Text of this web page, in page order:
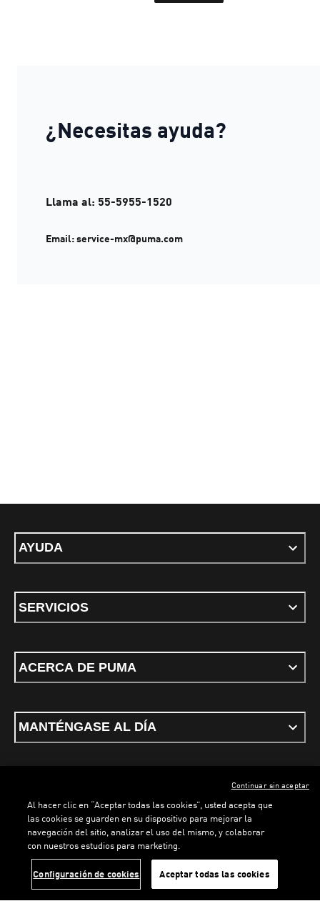
¿Necesitas ayuda?
Llama al: 55-5955-1520
Email: service-mx@puma.com
AYUDA
SERVICIOS
ACERCA DE PUMA
MANTÉNGASE AL DÍA
Términos y condicionesPolítica de Privacidad
ESPAÑOL
PUMA, 2026. Todos los derechos reservados
Al hacer clic en “Aceptar todas las cookies”, usted acepta que
las cookies se guarden en su dispositivo para mejorar la
navegación del sitio, analizar el uso del mismo, y colaborar
con nuestros estudios para marketing.
Configuración de cookies Aceptar todas las cookies
Continuar sin aceptar